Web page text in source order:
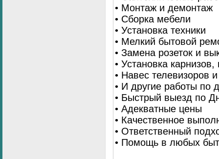
• Монтаж и демонтаж
• Сборка мебели
• Установка техники
• Мелкий бытовой
• Замена розеток и
• Установка
• Навес телевизоров
• И другие работы по
• Быстрый выезд по
• Адекватные цены
• Качественное
• Ответственный
• Помощь в любых